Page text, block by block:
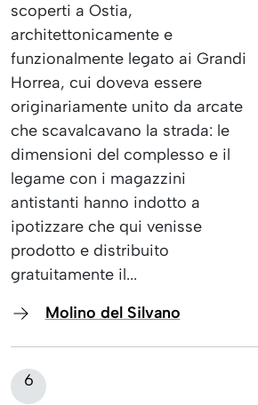
scoperti a Ostia,
architettonicamente e
funzionalmente legato ai Grandi
Horrea, cui doveva essere
originariamente unito da arcate
che scavalcavano la strada: le
dimensioni del complesso e il
legame con i magazzini
antistanti hanno indotto a
ipotizzare che qui venisse
prodotto e distribuito
gratuitamente il...
Molino del Silvano
6